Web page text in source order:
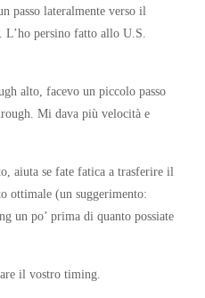
passo lateralmente verso il
L’ho persino fatto allo U.S.
alto, facevo un piccolo passo
Mi dava più velocità e
aiuta se fate fatica a trasferire il
ottimale (un suggerimento:
un po’ prima di quanto possiate
il vostro timing.